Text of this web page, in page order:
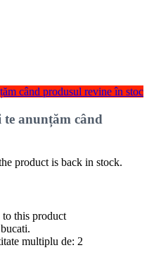
când produsul revine în stoc
te anunțăm când
product is back in stock.
to this product
multiplu de: 2